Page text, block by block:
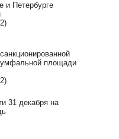
и Петербурге
площади
31 декабря на